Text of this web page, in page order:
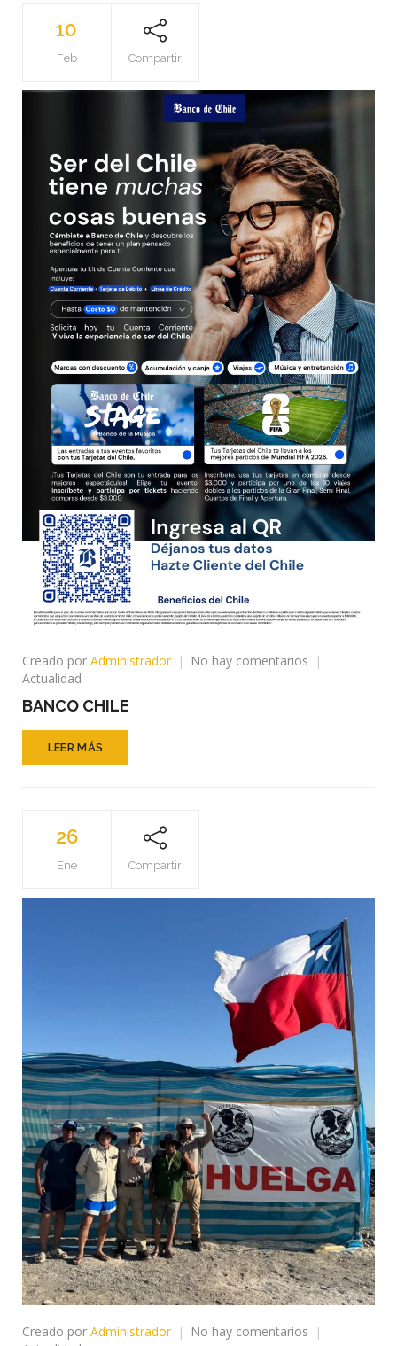
10
Feb Compartir
Creado por Administrador No hay comentarios
en
Actualidad
BANCO CHILE
LEER MÁS
26
Ene Compartir
Creado por Administrador No hay comentarios
en